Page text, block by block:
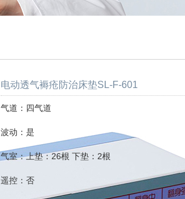
电动透气褥疮防治床垫SL-F-601
气道：四气道
波动：是
气室：上垫：26根 下垫：2根
遥控：否